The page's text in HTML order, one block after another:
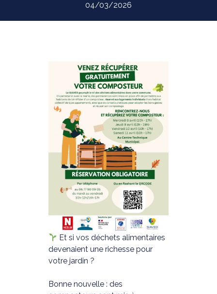
04/03/2026
Et si vos déchets alimentaires
devenaient une richesse pour
votre jardin ?
Bonne nouvelle : des